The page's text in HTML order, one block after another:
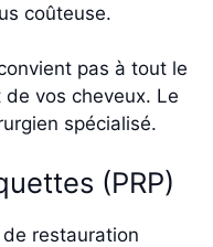
coûteuse.
pas à tout le
de vos cheveux. Le
spécialisé.
(PRP)
de restauration